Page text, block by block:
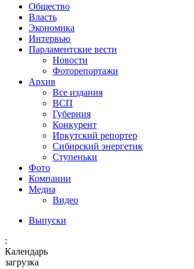
Общество
Власть
Экономика
Интервью
Парламентские вести
Новости
Фоторепортажи
Архив
Все издания
ВСП
Губерния
Конкурент
Иркутский репортер
Сибирский энергетик
Ступеньки
Фото
Компании
Медиа
Видео
Выпуски
:
Календарь
загрузка